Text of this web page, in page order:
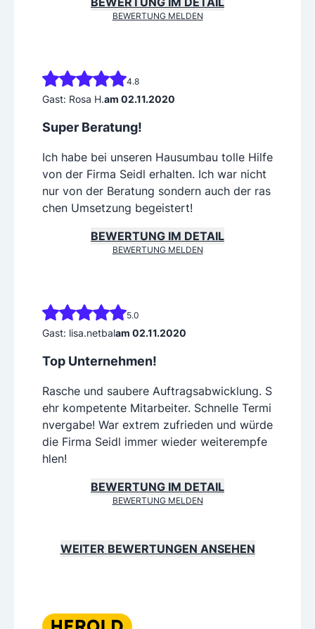
BEWERTUNG MELDEN
4.8
Gast: Rosa H.am 02.11.2020
Super Beratung!
Ich habe bei unseren Hausumbau tolle Hilfe
von der Firma Seidl erhalten. Ich war nicht
nur von der Beratung sondern auch der ras
chen Umsetzung begeistert!
BEWERTUNG IM DETAIL
BEWERTUNG MELDEN
5.0
Gast: lisa.netbalam 02.11.2020
Top Unternehmen!
Rasche und saubere Auftragsabwicklung. S
ehr kompetente Mitarbeiter. Schnelle Termi
nvergabe! War extrem zufrieden und würde
die Firma Seidl immer wieder weiterempfe
hlen!
BEWERTUNG IM DETAIL
BEWERTUNG MELDEN
WEITER BEWERTUNGEN ANSEHEN